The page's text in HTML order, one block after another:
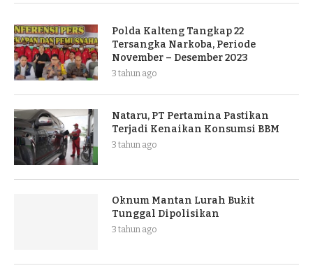
Polda Kalteng Tangkap 22
Tersangka Narkoba, Periode
November – Desember 2023
3 tahun ago
Nataru, PT Pertamina Pastikan
Terjadi Kenaikan Konsumsi BBM
3 tahun ago
Oknum Mantan Lurah Bukit
Tunggal Dipolisikan
3 tahun ago